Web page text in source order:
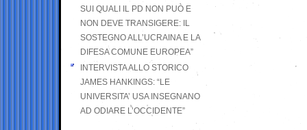
SUI QUALI IL PD NON PUÒ E
NON DEVE TRANSIGERE: IL
SOSTEGNO ALL’UCRAINA E LA
DIFESA COMUNE EUROPEA”
INTERVISTA ALLO STORICO
JAMES HANKINGS: “LE
UNIVERSITA’ USA INSEGNANO
AD ODIARE L’OCCIDENTE”